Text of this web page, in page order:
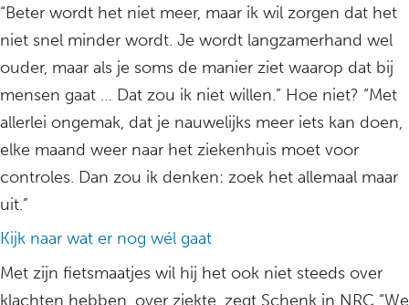
“Beter wordt het niet meer, maar ik wil zorgen dat het
niet snel minder wordt. Je wordt langzamerhand wel
ouder, maar als je soms de manier ziet waarop dat bij
mensen gaat … Dat zou ik niet willen.” Hoe niet? “Met
allerlei ongemak, dat je nauwelijks meer iets kan doen,
elke maand weer naar het ziekenhuis moet voor
controles. Dan zou ik denken: zoek het allemaal maar
uit.”
Kijk naar wat er nog wél gaat
Met zijn fietsmaatjes wil hij het ook niet steeds over
klachten hebben, over ziekte, zegt Schenk in NRC “We